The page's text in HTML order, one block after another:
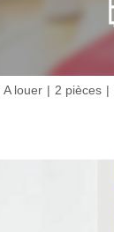
A louer 2 pièces